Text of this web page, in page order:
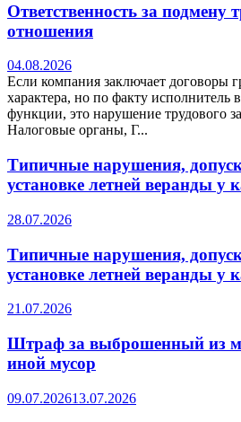
Ответственность за подмену
отношения
04.08.2026
Если компания заключает договоры
характера, но по факту исполнитель
функции, это нарушение трудового
Налоговые органы, Г...
Типичные нарушения,
установке летней веранды у
28.07.2026
Типичные нарушения,
установке летней веранды у
21.07.2026
Штраф за выброшенный из
иной мусор
09.07.202613.07.2026